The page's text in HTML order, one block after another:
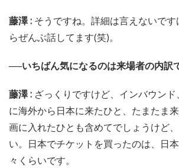
藤澤 : そうですね。詳細は言えないで
らぜんぶ話してます(笑)。
──いちばん気になるのは来場者の内訳
藤澤 : ざっくりですけど、インバウン
に海外から日本に来たひと、たまたま
画に入れたひとも含めてでしょうけど
い。日本でチケットを買ったのは、日
々くらいです。